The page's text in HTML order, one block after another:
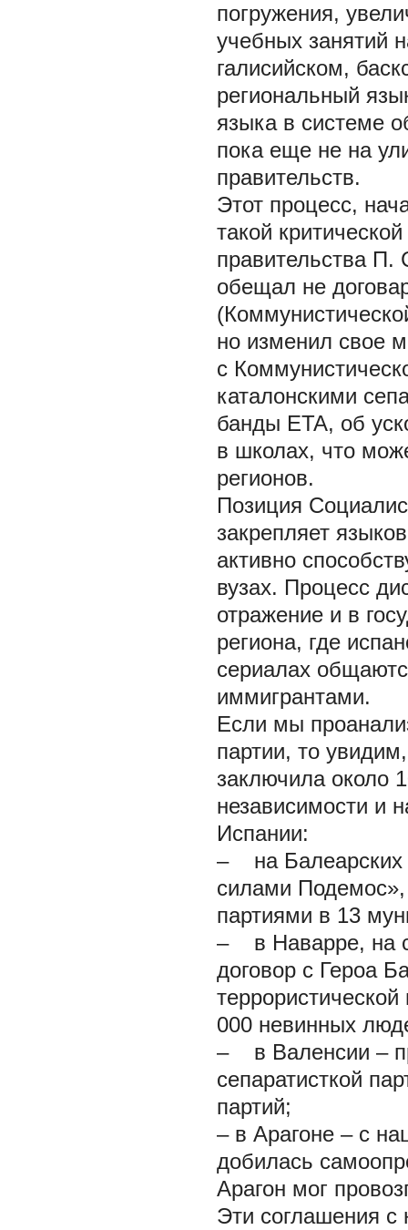
погружения,
учебных занятий
галисийском,
региональный
языка в системе
пока еще не на
правительств.
Этот процесс,
такой
правительства
обещал не
но изменил свое
с
каталонскими
банды ETA, об
в школах, что
регионов.
Позиция
закрепляет
активно
вузах. Процесс
отражение и в
региона, где
сериалах
иммигрантами.
Если мы
партии, то
заключила около
независимости и
Испании:
– на Балеарских
силами
партиями в 13
– в Наварре, на
договор с Героа
000 невинных
– в Валенсии –
сепаратисткой
партий;
– в Арагоне – с
добилась
Арагон мог
Эти соглашения